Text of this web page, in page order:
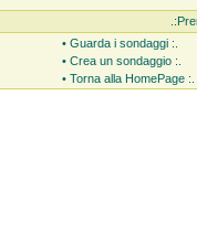
• Guarda i sondaggi :.
• Crea un sondaggio :.
• Torna alla HomePage :.